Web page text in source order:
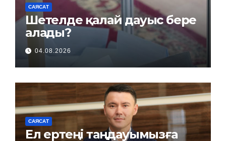
САЯСАТ
Шетелде қалай дауыс бере
алады?
04.08.2026
САЯСАТ
Ел ертеңі таңдауымызға